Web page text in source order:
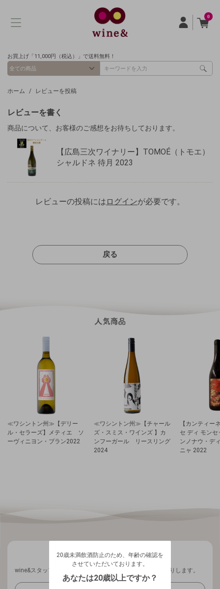
0
お買上げ「11,000円（税込）」で送料無料！
ホーム レビューを投稿
レビューを書く
商品について、お客様のご感想をお待ちしております。
【広島三次ワイナリー】TOMOÉ（トモエ）
シャルドネ 待月 2023
レビューの投稿には ログインが必要です。
戻る
≪ワシントン州≫【デリー
ル・セラーズ】メティエ ソ
ーヴィニヨン・ブラン2022
≪ワシントン州≫【チャール
ズ・スミス・ワインズ 】カ
ンフーガール リースリング
2024
【カンティー
セ ディ モン
ンノナウ・デ
ニャ 2022
wine&スタッフから、ワインに関する最新情報を週1回お送りします。
20歳未満飲酒防止のため、年齢の確認を
させていただいております。
あなたは20歳以上ですか？
生年月日を入力してください。
西暦
ログアウトします。よろしいですか？